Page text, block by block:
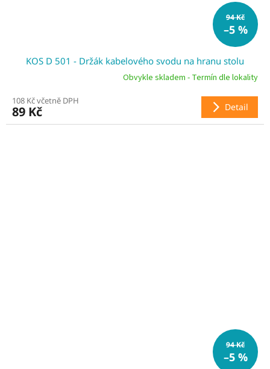
94 Kč
–5 %
KOS D 501 - Držák kabelového svodu na hranu stolu
Obvykle skladem - Termín dle lokality
108 Kč včetně DPH
89 Kč Detail
94 Kč
–5 %